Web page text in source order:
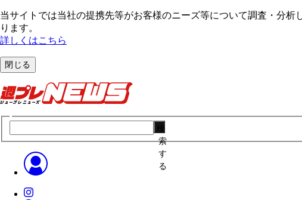
当サイトでは当社の提携先等がお客様のニーズ等について調査・分
ります。
詳しくはこちら
閉じる
索
す
る